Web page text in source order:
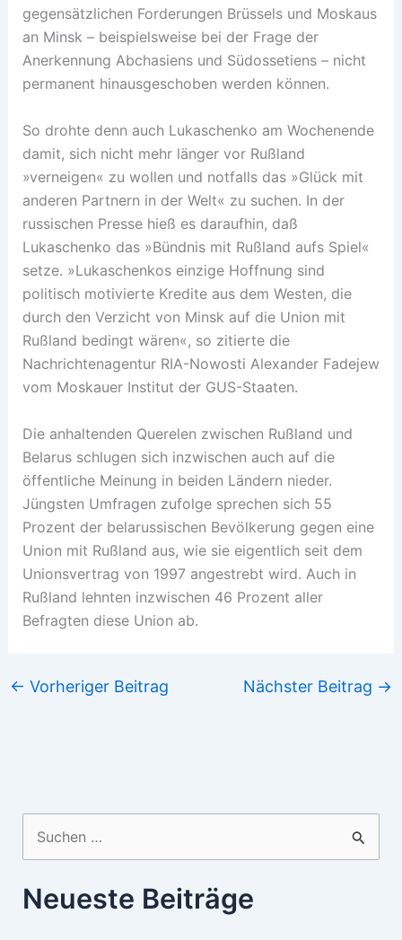
gegensätzlichen Forderungen Brüssels und Moskaus
an Minsk – beispielsweise bei der Frage der
Anerkennung Abchasiens und Südossetiens – nicht
permanent hinausgeschoben werden können.
So drohte denn auch Lukaschenko am Wochenende
damit, sich nicht mehr länger vor Rußland
»verneigen« zu wollen und notfalls das »Glück mit
anderen Partnern in der Welt« zu suchen. In der
russischen Presse hieß es daraufhin, daß
Lukaschenko das »Bündnis mit Rußland aufs Spiel«
setze. »Lukaschenkos einzige Hoffnung sind
politisch motivierte Kredite aus dem Westen, die
durch den Verzicht von Minsk auf die Union mit
Rußland bedingt wären«, so zitierte die
Nachrichtenagentur RIA-Nowosti Alexander Fadejew
vom Moskauer Institut der GUS-Staaten.
Die anhaltenden Querelen zwischen Rußland und
Belarus schlugen sich inzwischen auch auf die
öffentliche Meinung in beiden Ländern nieder.
Jüngsten Umfragen zufolge sprechen sich 55
Prozent der belarussischen Bevölkerung gegen eine
Union mit Rußland aus, wie sie eigentlich seit dem
Unionsvertrag von 1997 angestrebt wird. Auch in
Rußland lehnten inzwischen 46 Prozent aller
Befragten diese Union ab.
← Vorheriger Beitrag Nächster Beitrag →
nach:
Neueste Beiträge